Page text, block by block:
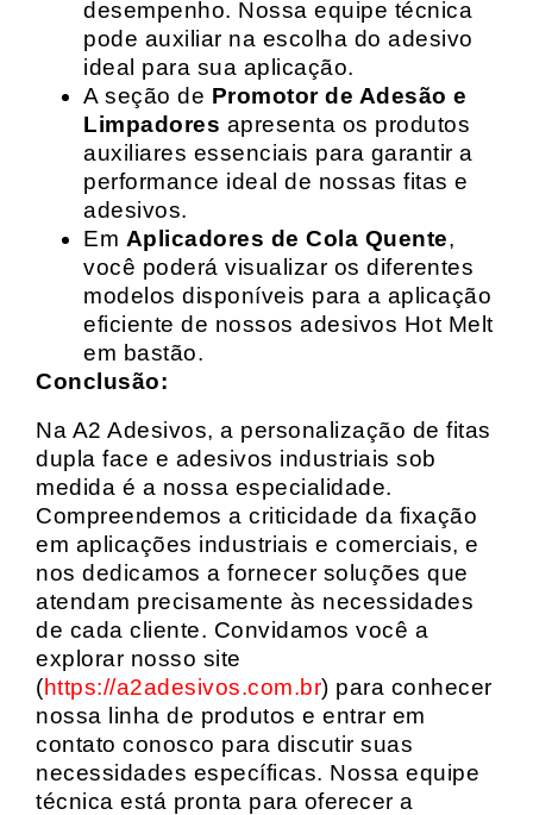
desempenho. Nossa equipe técnica
pode auxiliar na escolha do adesivo
ideal para sua aplicação.
A seção de Promotor de Adesão e
Limpadores apresenta os produtos
auxiliares essenciais para garantir a
performance ideal de nossas fitas e
adesivos.
Em Aplicadores de Cola Quente,
você poderá visualizar os diferentes
modelos disponíveis para a aplicação
eficiente de nossos adesivos Hot Melt
em bastão.
Conclusão:
Na A2 Adesivos, a personalização de fitas
dupla face e adesivos industriais sob
medida é a nossa especialidade.
Compreendemos a criticidade da fixação
em aplicações industriais e comerciais, e
nos dedicamos a fornecer soluções que
atendam precisamente às necessidades
de cada cliente. Convidamos você a
explorar nosso site
(https://a2adesivos.com.br) para conhecer
nossa linha de produtos e entrar em
contato conosco para discutir suas
necessidades específicas. Nossa equipe
técnica está pronta para oferecer a